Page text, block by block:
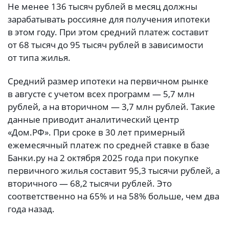
Не менее 136 тысяч рублей в месяц должны
зарабатывать россияне для получения ипотеки
в этом году. При этом средний платеж составит
от 68 тысяч до 95 тысяч рублей в зависимости
от типа жилья.
Средний размер ипотеки на первичном рынке
в августе с учетом всех программ — 5,7 млн
рублей, а на вторичном — 3,7 млн рублей. Такие
данные приводит аналитический центр
«Дом.РФ». При сроке в 30 лет примерный
ежемесячный платеж по средней ставке в базе
Банки.ру на 2 октября 2025 года при покупке
первичного жилья составит 95,3 тысячи рублей, а
вторичного — 68,2 тысячи рублей. Это
соответственно на 65% и на 58% больше, чем два
года назад.